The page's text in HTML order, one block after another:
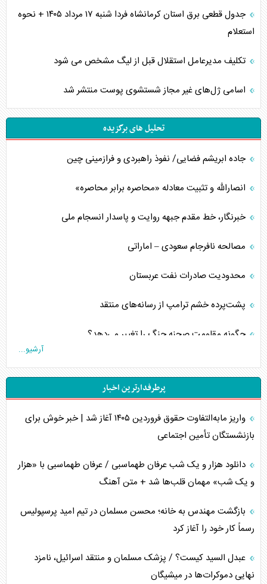
جدول قطعی برق استان کرمانشاه فردا شنبه ۱۷ مرداد ۱۴۰۵ + نحوه
استعلام
تکلیف مدیرعامل استقلال قبل از لیگ مشخص می شود
اسامی ژل‌های غیر مجاز شستشوی پوست منتشر شد
تحلیل های برگزیده
جاده ابریشم فضایی/ نفوذ راهبردی و فرازمینی چین
انصارالله و تثبیت معادله «محاصره برابر محاصره»
خبرنگار، خط مقدم جبهه روایت و پاسدار انسجام ملی
مصالحه نافرجام سعودی – اماراتی
محدودیت صادرات نفت عربستان
پشت‌پرده خشم ترامپ از رسانه‌های منتقد
چگونه مقاومت صحنه جنگ را تغییر می‌دهد؟
جنگ رمضان و معضل حضور نظامیان آمریکایی
تحلیل جامع پدیده تراستی‌ها
تأثیر جنگ ایران و آمریکا بر اقتصاد جهانی
اربعین، کابوس مشترک تل‌آویو-واشنگتن
برنامه هفتم توسعه در نقطه کور سیاستگذاری
اوکراین بازوی مخرب آمریکا در غرب آسیا
آرشیو...
پرطرفدارترین اخبار
واریز مابه‌التفاوت حقوق فروردین ۱۴۰۵ آغاز شد | خبر خوش برای
بازنشستگان تأمین اجتماعی
دانلود هزار و یک شب عرفان طهماسبی / عرفان طهماسبی با «هزار
و یک شب» مهمان قلب‌ها شد + متن آهنگ
بازگشت مهندس به خانه؛ محسن مسلمان در تیم امید پرسپولیس
رسماً کار خود را آغاز کرد
عبدل السید کیست؟ / پزشک مسلمان و منتقد اسرائیل، نامزد
نهایی دموکرات‌ها در میشیگان